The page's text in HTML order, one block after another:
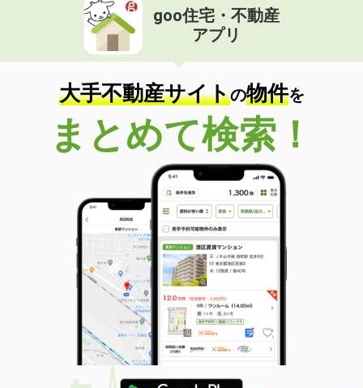
goo住宅・不動産
アプリ
大手不動産サイトの物件を
まとめて検索！